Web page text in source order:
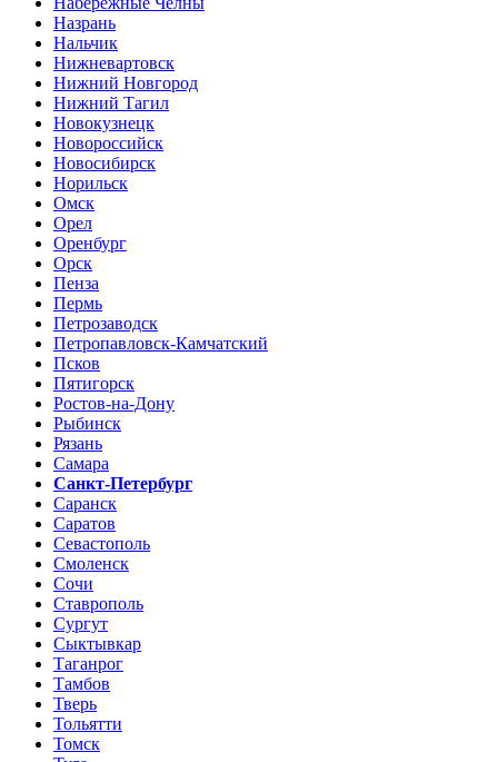
Назрань
Нальчик
Нижневартовск
Нижний Новгород
Нижний Тагил
Новокузнецк
Новороссийск
Новосибирск
Норильск
Омск
Орел
Оренбург
Орск
Пенза
Пермь
Петрозаводск
Петропавловск-Камчатский
Псков
Пятигорск
Ростов-на-Дону
Рыбинск
Рязань
Самара
Санкт-Петербург
Саранск
Саратов
Севастополь
Смоленск
Сочи
Ставрополь
Сургут
Сыктывкар
Таганрог
Тамбов
Тверь
Тольятти
Томск